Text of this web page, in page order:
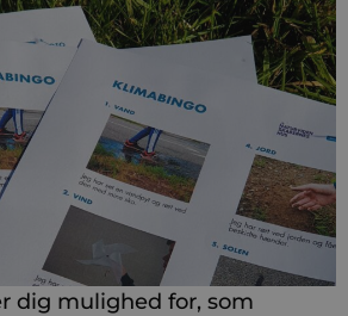
dig mulighed for, som